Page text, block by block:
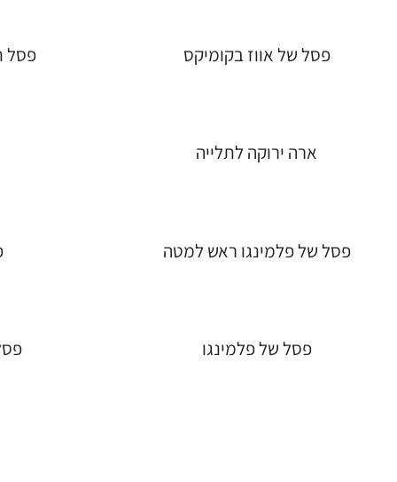
פסל של אווז בקומיקס פסל
ארה ירוקה לתלייה
פסל של פלמינגו ראש למטה
פסל של פלמינגו